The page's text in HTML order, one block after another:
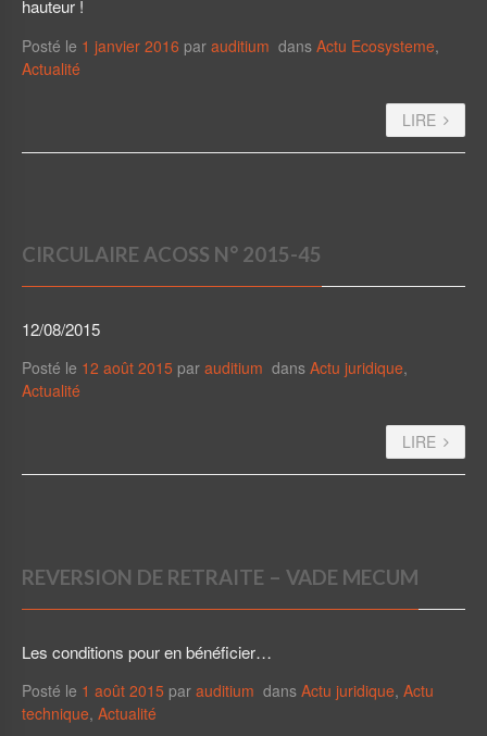
hauteur !
Posté le 1 janvier 2016 par auditium dans Actu Ecosysteme,
Actualité
LIRE
CIRCULAIRE ACOSS N° 2015-45
12/08/2015
Posté le 12 août 2015 par auditium dans Actu juridique,
Actualité
LIRE
REVERSION DE RETRAITE – VADE MECUM
Les conditions pour en bénéficier…
Posté le 1 août 2015 par auditium dans Actu juridique, Actu
technique, Actualité